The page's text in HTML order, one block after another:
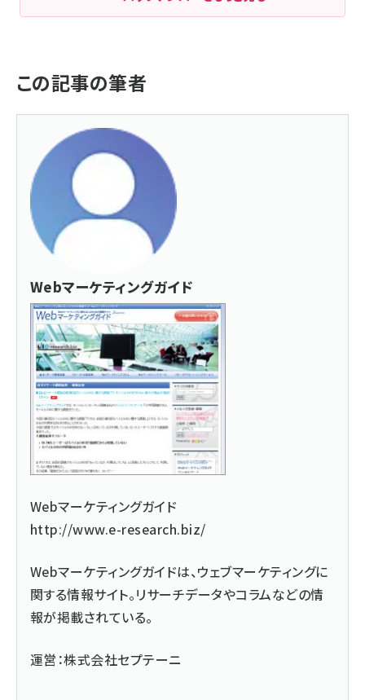
この記事の筆者
Webマーケティングガイド
Webマーケティングガイド
http://www.e-research.biz/
Webマーケティングガイドは、ウェブマーケティングに
関する情報サイト。リサーチデータやコラムなどの情
報が掲載されている。
運営：株式会社セプテーニ